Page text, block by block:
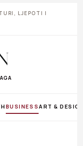
LJEPOTI I
BUSINESS ART &